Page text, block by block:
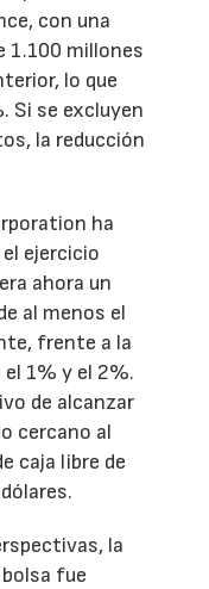
con una
1.100 millones
lo que
Si se excluyen
la reducción
ha
ejercicio
ahora un
al menos el
frente a la
1% y el 2%.
de alcanzar
cercano al
caja libre de
la
fue